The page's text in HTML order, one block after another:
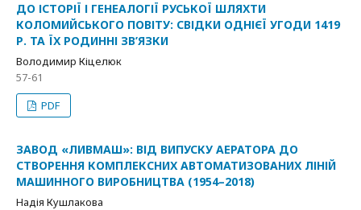
ДО ІСТОРІЇ І ГЕНЕАЛОГІЇ РУСЬКОЇ ШЛЯХТИ
КОЛОМИЙСЬКОГО ПОВІТУ: СВІДКИ ОДНІЄЇ УГОДИ 1419
Р. ТА ЇХ РОДИННІ ЗВ’ЯЗКИ
Володимир Кіцелюк
57-61
PDF
ЗАВОД «ЛИВМАШ»: ВІД ВИПУСКУ АЕРАТОРА ДО
СТВОРЕННЯ КОМПЛЕКСНИХ АВТОМАТИЗОВАНИХ ЛІНІЙ
МАШИННОГО ВИРОБНИЦТВА (1954–2018)
Надія Кушлакова